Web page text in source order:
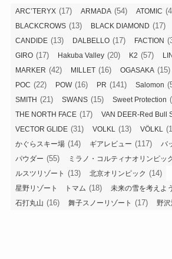
ARC’TERYX (17) ARMADA (54) ATOMIC
BLACKCROWS (13) BLACK DIAMOND (17)
CANDIDE (13) DALBELLO (17) FACTION
GIRO (17) Hakuba Valley (20) K2 (57)
MARKER (42) MILLET (16) OGASAKA (15)
POC (22) POW(16) PR (141) Salomon
SMITH (21) SWANS (15) Sweet Protection
THE NORTH FACE (17) VAN DEER-Red Bull
VECTOR GLIDE (31) VOLKL (13) VÖLKL
かぐらスキー場 (14) ギアレビュー (117) バ
パウダー (55) ミラノ・コルティナオリンピッ
ルスツリゾート (13) 北京オリンピック (14)
星野リゾート トマム (18) 未来の雪を考えよ
石打丸山 (16) 舞子スノーリゾート (17) 野